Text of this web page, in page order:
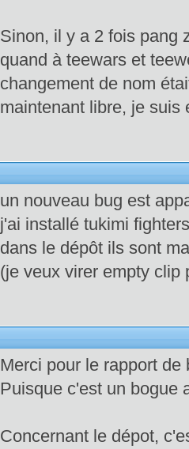
Sinon, il y a 2 fois pang
quand à teewars et
changement de nom
maintenant libre, je suis
un nouveau bug est
j'ai installé tukimi
dans le dépôt ils sont
(je veux virer empty clip
Merci pour le rapport de
Puisque c'est un bogue
Concernant le dépot,